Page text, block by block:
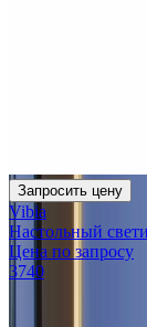
Запросить цену
Vibia
Настольный
Цена по запросу
3740